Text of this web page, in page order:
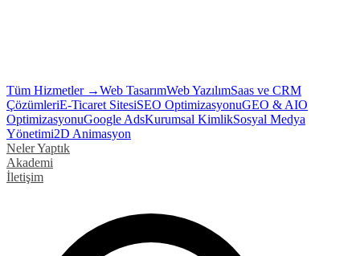
Tüm Hizmetler →Web TasarımWeb YazılımSaas ve CRM
ÇözümleriE-Ticaret SitesiSEO OptimizasyonuGEO & AIO
OptimizasyonuGoogle AdsKurumsal KimlikSosyal Medya
Yönetimi2D Animasyon
Neler Yaptık
Akademi
İletişim